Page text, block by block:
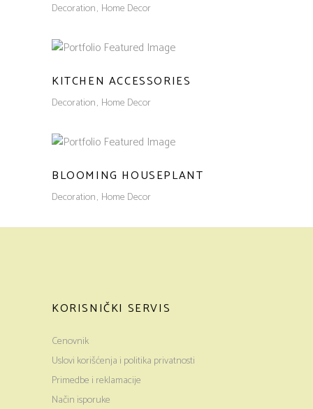
Decoration Home Decor
KITCHEN ACCESSORIES
Decoration Home Decor
BLOOMING HOUSEPLANT
Decoration Home Decor
KORISNIČKI SERVIS
Cenovnik
Uslovi korišćenja i politika privatnosti
Primedbe i reklamacije
Način isporuke